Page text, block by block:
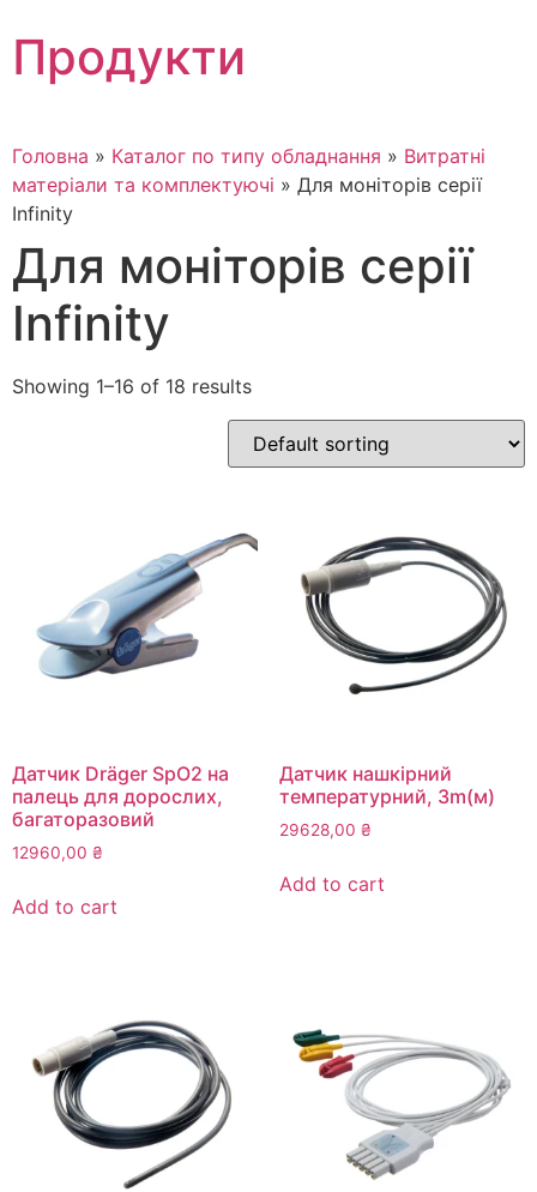
to
content
Продукти
Головна » Каталог по типу обладнання » Витратні
матеріали та комплектуючі » Для моніторів серії
Infinity
Для моніторів серії
Infinity
Showing 1–16 of 18 results
Датчик Dräger SpO2 на
палець для дорослих,
багаторазовий
12960,00 ₴
Add to cart
Датчик нашкірний
температурний, 3m(м)
29628,00 ₴
Add to cart